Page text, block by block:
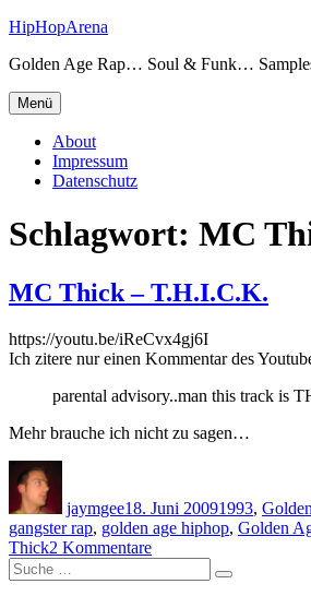
Zum
springen
HipHopArena
Golden Age Rap… Soul & Funk…
Menü
About
Impressum
Datenschutz
Schlagwort: MC
MC Thick – T.H.I.C.K.
https://youtu.be/iReCvx4gj6I
Ich zitere nur einen Kommentar des
parental advisory..man this track is
Mehr brauche ich nicht zu sagen…
jaymgee18. Juni 20091993,
gangster rap, golden age hiphop, Golden
Thick2 Kommentarezu
Thick
Suche
nach:
Suche